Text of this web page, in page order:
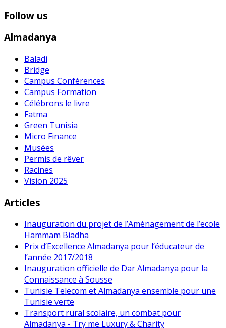
Follow us
Almadanya
Baladi
Bridge
Campus Conférences
Campus Formation
Célébrons le livre
Fatma
Green Tunisia
Micro Finance
Musées
Permis de rêver
Racines
Vision 2025
Articles
Inauguration du projet de l’Aménagement de l’ecole
Hammam Biadha
Prix d’Excellence Almadanya pour l’éducateur de
l’année 2017/2018
Inauguration officielle de Dar Almadanya pour la
Connaissance à Sousse
Tunisie Telecom et Almadanya ensemble pour une
Tunisie verte
Transport rural scolaire, un combat pour
Almadanya - Try me Luxury & Charity